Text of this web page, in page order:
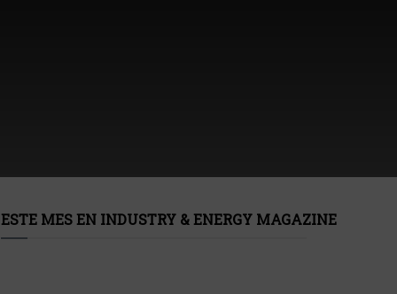
ESTE MES EN INDUSTRY & ENERGY MAGAZINE